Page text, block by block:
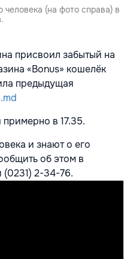
человека (на фото справа) в
присвоил забытый на
«Bonus» кошелёк
предыдущая
в 17.35.
и знают о его
об этом в
‎(0231) 2-34-76.